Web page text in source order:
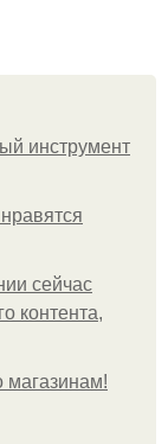
инструмент
сейчас
контента,
магазинам!